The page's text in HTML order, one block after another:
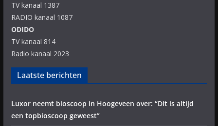
TV kanaal 1387
RADIO kanaal 1087
ODIDO
TV kanaal 814
Radio kanaal 2023
Laatste berichten
Luxor neemt bioscoop in Hoogeveen over: “Dit is altijd
een topbioscoop geweest”